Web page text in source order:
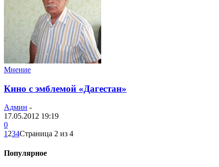
Мнение
Кино с эмблемой «Дагестан»
Админ -
17.05.2012 19:19
0
1 234Страница 2 из 4
Популярное